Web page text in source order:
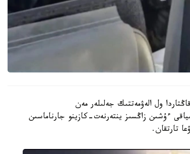
نۇسقاسى بويىنشا 2025 -جىلعى قاڭتاردا ول الەۋمەتتىك جەلىلەر مەن
ءۇشىن زاڭسىز ينتەرنەت-كازينو جارناماسىن
تارتقان.